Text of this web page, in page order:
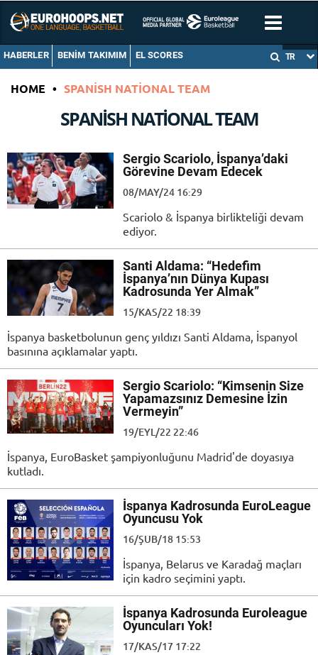
HABERLER BENIM TAKIMIM EL SCORES TR
HOME • SPANISH NATIONAL TEAM
SPANISH NATIONAL TEAM
Sergio Scariolo, İspanya’daki
Görevine Devam Edecek
08/MAY/24 16:29
Scariolo & İspanya birlikteliği devam
ediyor.
Santi Aldama: “Hedefim
İspanya’nın Dünya Kupası
Kadrosunda Yer Almak”
15/KAS/22 18:39
İspanya basketbolunun genç yıldızı Santi Aldama, İspanyol
basınına açıklamalar yaptı.
Sergio Scariolo: “Kimsenin Size
Yapamazsınız Demesine İzin
Vermeyin”
19/EYL/22 22:46
İspanya, EuroBasket şampiyonluğunu Madrid'de doyasıya
kutladı.
İspanya Kadrosunda EuroLeague
Oyuncusu Yok
16/ŞUB/18 15:53
İspanya, Belarus ve Karadağ maçları
için kadro seçimini yaptı.
İspanya Kadrosunda Euroleague
Oyuncuları Yok!
17/KAS/17 17:22